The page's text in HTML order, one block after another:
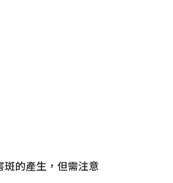
斑的產生，但需注意